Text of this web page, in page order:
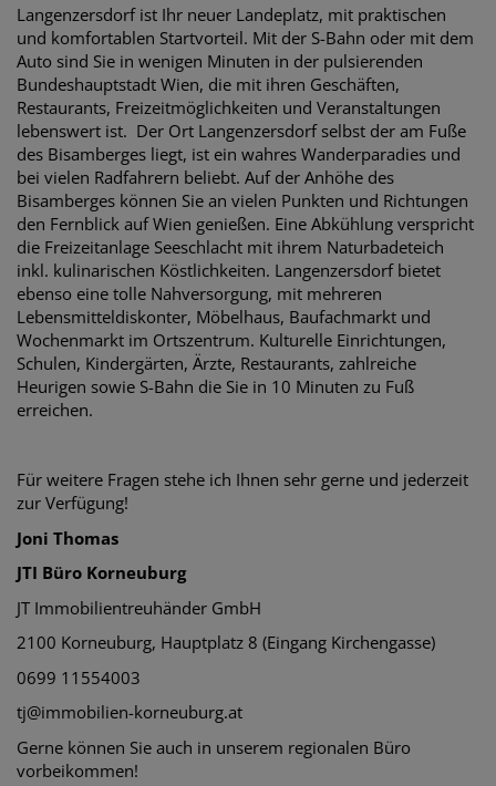
Langenzersdorf ist Ihr neuer Landeplatz, mit praktischen
und komfortablen Startvorteil. Mit der S-Bahn oder mit dem
Auto sind Sie in wenigen Minuten in der pulsierenden
Bundeshauptstadt Wien, die mit ihren Geschäften,
Restaurants, Freizeitmöglichkeiten und Veranstaltungen
lebenswert ist. Der Ort Langenzersdorf selbst der am Fuße
des Bisamberges liegt, ist ein wahres Wanderparadies und
bei vielen Radfahrern beliebt. Auf der Anhöhe des
Bisamberges können Sie an vielen Punkten und Richtungen
den Fernblick auf Wien genießen. Eine Abkühlung verspricht
die Freizeitanlage Seeschlacht mit ihrem Naturbadeteich
inkl. kulinarischen Köstlichkeiten. Langenzersdorf bietet
ebenso eine tolle Nahversorgung, mit mehreren
Lebensmitteldiskonter, Möbelhaus, Baufachmarkt und
Wochenmarkt im Ortszentrum. Kulturelle Einrichtungen,
Schulen, Kindergärten, Ärzte, Restaurants, zahlreiche
Heurigen sowie S-Bahn die Sie in 10 Minuten zu Fuß
erreichen.
Für weitere Fragen stehe ich Ihnen sehr gerne und jederzeit
zur Verfügung!
Joni Thomas
JTI Büro Korneuburg
JT Immobilientreuhänder GmbH
2100 Korneuburg, Hauptplatz 8 (Eingang Kirchengasse)
0699 11554003
tj@immobilien-korneuburg.at
Gerne können Sie auch in unserem regionalen Büro
vorbeikommen!